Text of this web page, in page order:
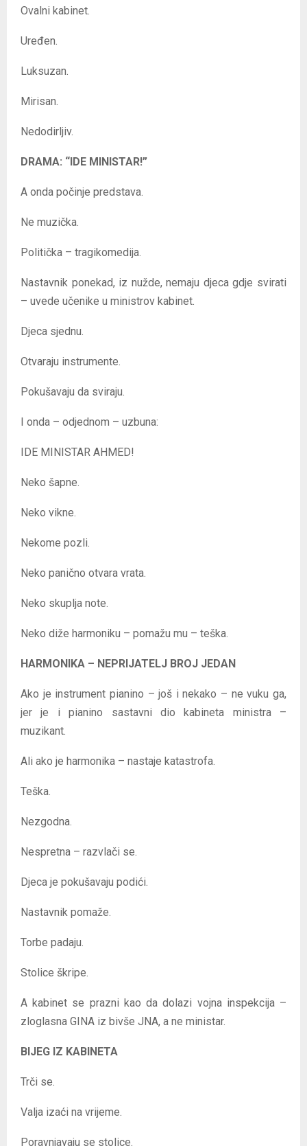
Ovalni kabinet.
Uređen.
Luksuzan.
Mirisan.
Nedodirljiv.
DRAMA: “IDE MINISTAR!”
A onda počinje predstava.
Ne muzička.
Politička – tragikomedija.
Nastavnik ponekad, iz nužde, nemaju djeca gdje svirati
– uvede učenike u ministrov kabinet.
Djeca sjednu.
Otvaraju instrumente.
Pokušavaju da sviraju.
I onda – odjednom – uzbuna:
IDE MINISTAR AHMED!
Neko šapne.
Neko vikne.
Nekome pozli.
Neko panično otvara vrata.
Neko skuplja note.
Neko diže harmoniku – pomažu mu – teška.
HARMONIKA – NEPRIJATELJ BROJ JEDAN
Ako je instrument pianino – još i nekako – ne vuku ga,
jer je i pianino sastavni dio kabineta ministra –
muzikant.
Ali ako je harmonika – nastaje katastrofa.
Teška.
Nezgodna.
Nespretna – razvlači se.
Djeca je pokušavaju podići.
Nastavnik pomaže.
Torbe padaju.
Stolice škripe.
A kabinet se prazni kao da dolazi vojna inspekcija –
zloglasna GINA iz bivše JNA, a ne ministar.
BIJEG IZ KABINETA
Trči se.
Valja izaći na vrijeme.
Poravnjavaju se stolice.